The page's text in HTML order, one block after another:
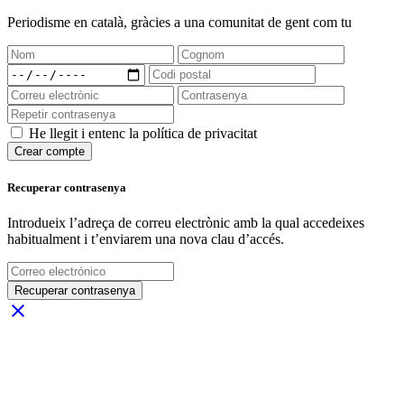
Periodisme en català, gràcies a una comunitat de gent com tu
He llegit i entenc la política de privacitat
Crear compte
Recuperar contrasenya
Introdueix l’adreça de correu electrònic amb la qual accedeixes
habitualment i t’enviarem una nova clau d’accés.
Recuperar contrasenya
close